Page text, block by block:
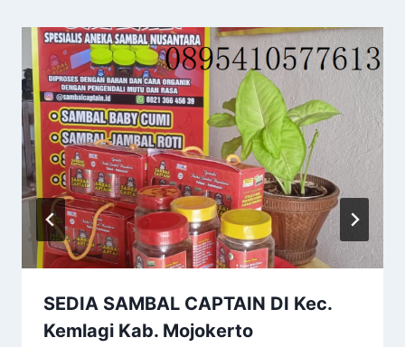
SEDIA SAMBAL CAPTAIN DI Kec.
Kemlagi Kab. Mojokerto